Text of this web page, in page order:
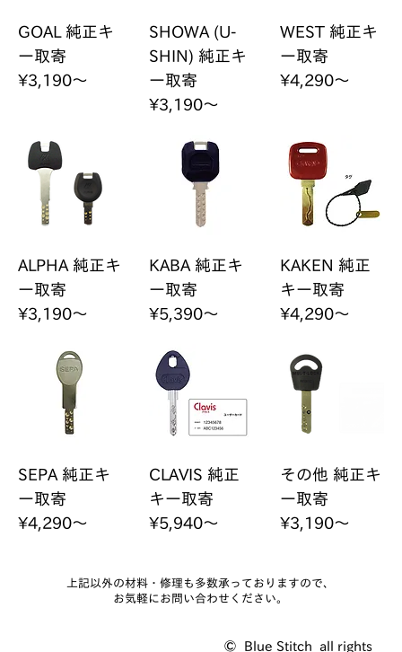
GOAL 純正キ
ー取寄
¥3,190～
SHOWA (U-
SHIN) 純正キ
ー取寄
¥3,190～
WEST 純正キ
ー取寄
¥4,290～
ALPHA 純正キ
ー取寄
¥3,190～
KABA 純正キ
ー取寄
¥5,390～
KAKEN 純正
キー取寄
¥4,290～
SEPA 純正キ
ー取寄
¥4,290～
CLAVIS 純正
キー取寄
¥5,940～
その他 純正キ
ー取寄
¥3,190～
© Blue Stitch all rights
上記以外の材料・修理も多数承っておりますので、
お気軽にお問い合わせください。